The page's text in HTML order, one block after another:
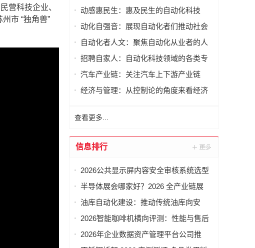
营科技企业、
市 “独角兽”
动感惠民生：惠及民生的自动化科技
动化自强音：展现自动化者们推动社会
进步发出的响亮声音
自动化者人文：聚焦自动化从业者的人
文思考
招聘自家人：自动化科技领域的各类专
家及人才需求资讯
汽车产业链：关注汽车上下游产业链
经济与管理：从控制论的角度来看经济
查看更多...
信息排行
2026公共显示屏内容安全审核系统选型
指南：如何避坑选对厂商？
半导体展会哪家好？2026 全产业链展
会，综合实力横向对比
油库自动化建设：推动传统油库向安
全、高效、智慧运营全面升级
2026智能咖啡机横向评测：性能与售后
服务的双重考验
2026年企业数据资产管理平台公司推
荐，具备央国企项目实施经验